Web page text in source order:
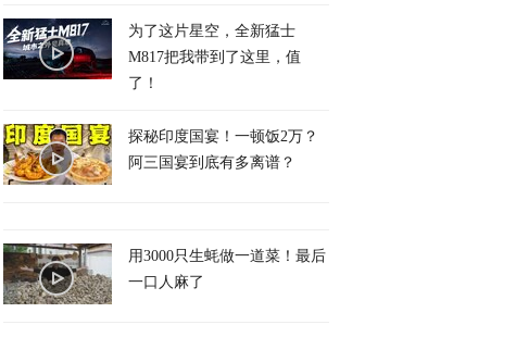
为了这片星空，全新猛士
M817把我带到了这里，值
了！
探秘印度国宴！一顿饭2万？
阿三国宴到底有多离谱？
用3000只生蚝做一道菜！最后
一口人麻了